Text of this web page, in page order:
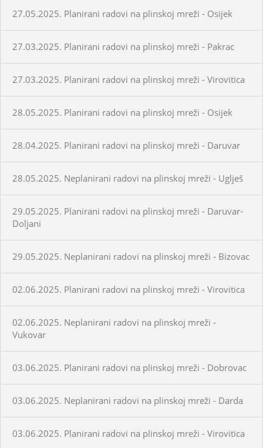
27.05.2025. Planirani radovi na plinskoj mreži - Osijek
27.03.2025. Planirani radovi na plinskoj mreži - Pakrac
27.03.2025. Planirani radovi na plinskoj mreži - Virovitica
28.05.2025. Planirani radovi na plinskoj mreži - Osijek
28.04.2025. Planirani radovi na plinskoj mreži - Daruvar
28.05.2025. Neplanirani radovi na plinskoj mreži - Uglješ
29.05.2025. Planirani radovi na plinskoj mreži - Daruvar-
Doljani
29.05.2025. Neplanirani radovi na plinskoj mreži - Bizovac
02.06.2025. Planirani radovi na plinskoj mreži - Virovitica
02.06.2025. Neplanirani radovi na plinskoj mreži -
Vukovar
03.06.2025. Planirani radovi na plinskoj mreži - Dobrovac
03.06.2025. Neplanirani radovi na plinskoj mreži - Darda
03.06.2025. Planirani radovi na plinskoj mreži - Virovitica